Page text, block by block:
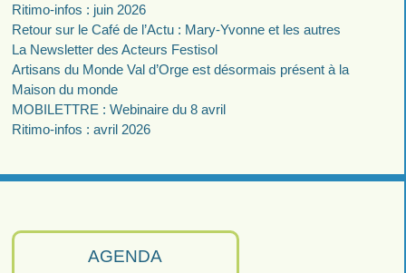
AGENDA
Ritimo-infos : juin 2026
Retour sur le Café de l’Actu : Mary-Yvonne et les autres
La Newsletter des Acteurs Festisol
Artisans du Monde Val d’Orge est désormais présent à la
Maison du monde
MOBILETTRE : Webinaire du 8 avril
Ritimo-infos : avril 2026